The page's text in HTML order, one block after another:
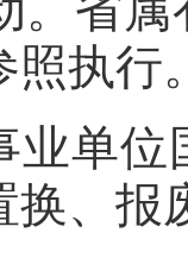
照执行
业单
换、报